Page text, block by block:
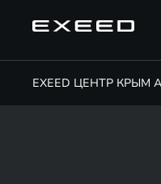
EXEED ЦЕНТР КРЫМ